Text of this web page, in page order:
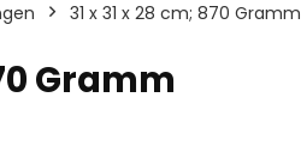
‎31 x 31 x 28 cm; 870 Gramm
Gramm